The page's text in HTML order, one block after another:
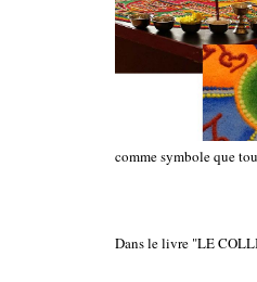
comme symbole que
Dans le livre "LE